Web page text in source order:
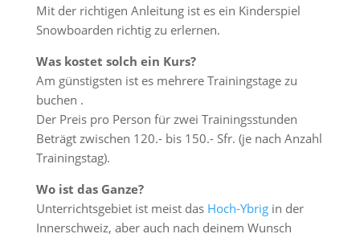
Mit der richtigen Anleitung ist es ein Kinderspiel
Snowboarden richtig zu erlernen.
Was kostet solch ein Kurs?
Am günstigsten ist es mehrere Trainingstage zu
buchen .
Der Preis pro Person für zwei Trainingsstunden
Beträgt zwischen 120.- bis 150.- Sfr. (je nach Anzahl
Trainingstag).
Wo ist das Ganze?
Unterrichtsgebiet ist meist das Hoch-Ybrigin der
Innerschweiz, aber auch nach deinem Wunsch